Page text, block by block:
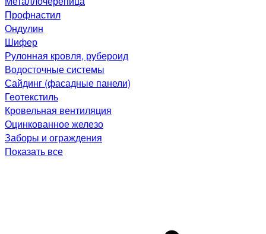
Профнастил
Ондулин
Шифер
Рулонная кровля, рубероид
Водосточные системы
Сайдинг (фасадные панели)
Геотекстиль
Кровельная вентиляция
Оцинкованное железо
Заборы и ограждения
Показать все